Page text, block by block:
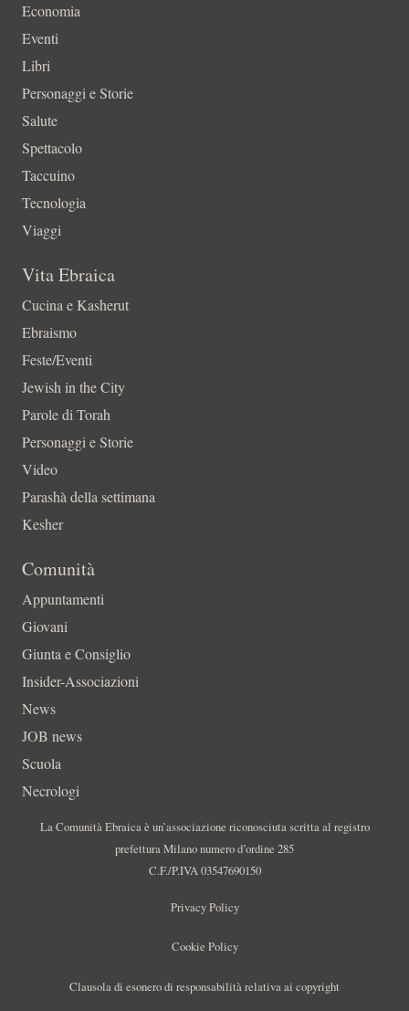
Economia
Eventi
Libri
Personaggi e Storie
Salute
Spettacolo
Taccuino
Tecnologia
Viaggi
Vita Ebraica
Cucina e Kasherut
Ebraismo
Feste/Eventi
Jewish in the City
Parole di Torah
Personaggi e Storie
Video
Parashà della settimana
Kesher
Comunità
Appuntamenti
Giovani
Giunta e Consiglio
Insider-Associazioni
News
JOB news
Scuola
Necrologi
La Comunità Ebraica è un’associazione riconosciuta scritta al registro
prefettura Milano numero d’ordine 285
C.F./P.IVA 03547690150
Privacy Policy
Cookie Policy
Clausola di esonero di responsabilità relativa ai copyright